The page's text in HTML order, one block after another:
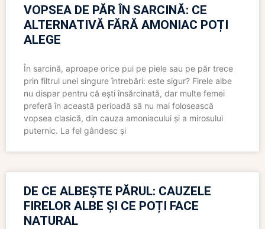
VOPSEA DE PĂR ÎN SARCINĂ: CE
ALTERNATIVĂ FĂRĂ AMONIAC POȚI
ALEGE
În sarcină, aproape orice pui pe piele sau pe păr trece
prin filtrul unei singure întrebări: este sigur? Firele albe
nu dispar pentru că ești însărcinată, dar multe femei
preferă în această perioadă să nu mai folosească
vopsea clasică, din cauza amoniacului și a mirosului
puternic. La fel gândesc și
DE CE ALBEȘTE PĂRUL: CAUZELE
FIRELOR ALBE ȘI CE POȚI FACE
NATURAL